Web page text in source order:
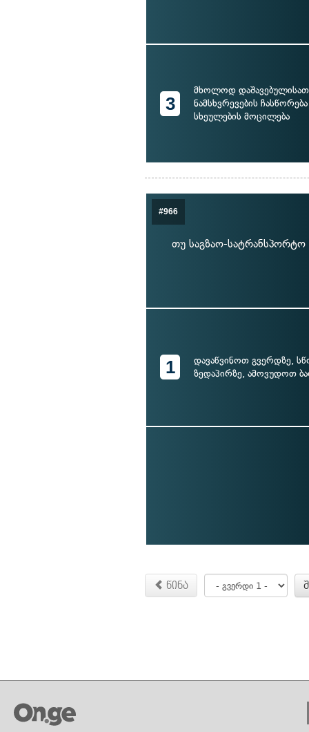
3
მხოლოდ
ნამსხვრევების
სხეულების მოცილება
#966
თუ საგზაო-სატრანსპორტო
1
დავაწვინოთ გვერდზე,
ზედაპირზე, ამოვუდოთ
წინა